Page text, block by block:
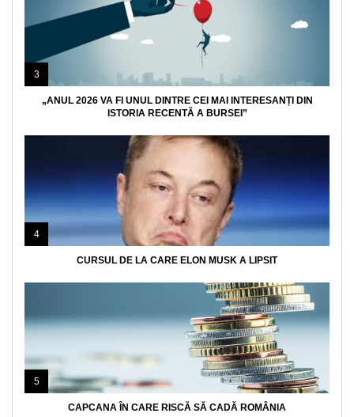
3
„ANUL 2026 VA FI UNUL DINTRE CEI MAI INTERESANȚI DIN
ISTORIA RECENTĂ A BURSEI”
4
CURSUL DE LA CARE ELON MUSK A LIPSIT
5
CAPCANA ÎN CARE RISCĂ SĂ CADĂ ROMÂNIA